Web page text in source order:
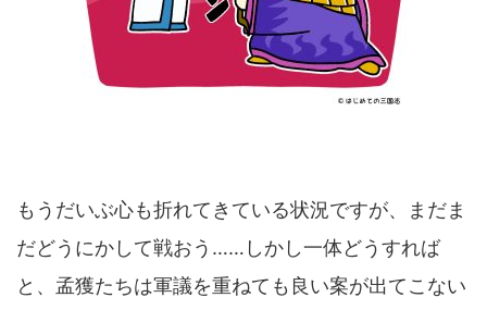
もうだいぶ心も折れてきている状況ですが、まだま
だどうにかして戦おう……しかし一体どうすれば
と、孟獲たちは軍議を重ねても良い案が出てこない